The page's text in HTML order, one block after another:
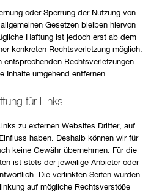
oder Sperrung der Nutzung von
Gesetzen bleiben hiervon
Haftung ist jedoch erst ab dem
konkreten Rechtsverletzung möglich.
entsprechenden Rechtsverletzungen
Inhalte umgehend entfernen.
für Links
zu externen Websites Dritter, auf
haben. Deshalb können wir für
keine Gewähr übernehmen. Für die
ist stets der jeweilige Anbieter oder
Die verlinkten Seiten wurden
auf mögliche Rechtsverstöße